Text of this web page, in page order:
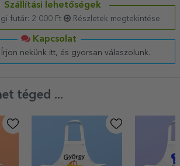
Szállítási lehetőségek
futár: 2 000 Ft Részletek megtekintése
Kapcsolat
Írjon nekünk itt, és gyorsan válaszolunk.
téged ...